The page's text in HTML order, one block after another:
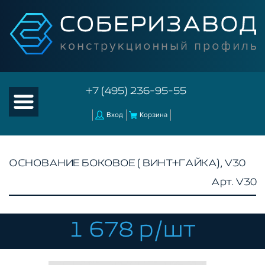
+7 (495) 236-95-55
Вход Корзина
КОМПЛЕКТУЮЩИЕ К ЧПУ
АКСЕССУАРЫ ДЛЯ V-ПАЗА
ОСНОВАНИЕ БОКОВОЕ ( ВИНТ+ГАЙКА), V30
Арт. V30
1 678 р/шт